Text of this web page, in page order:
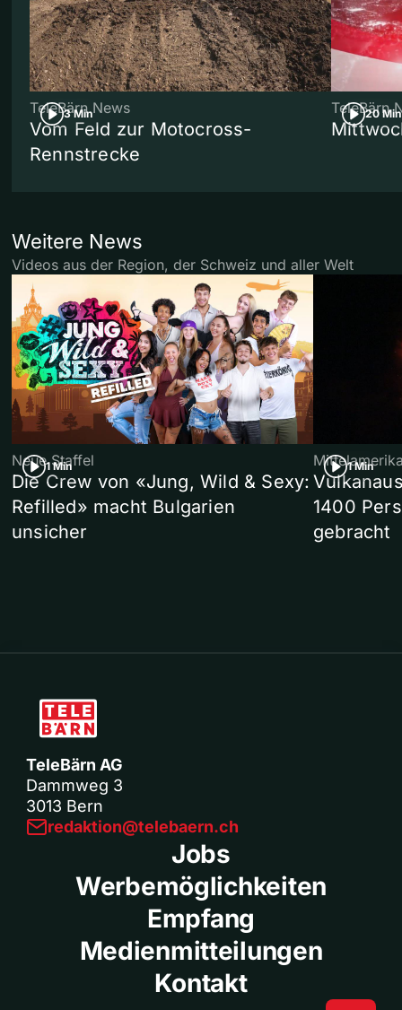
3 Min
TeleBärn News
Vom Feld zur Motocross-
Rennstrecke
20 Min
TeleBärn
Weitere News
Videos aus der Region, der Schweiz und aller Welt
1 Min
Neue Staffel
Die Crew von «Jung, Wild & Sexy:
Refilled» macht Bulgarien
unsicher
1 Min
1400
gebracht
TeleBärn AG
Dammweg 3
3013 Bern
redaktion@telebaern.ch
Jobs
Werbemöglichkeiten
Empfang
Medienmitteilungen
Kontakt